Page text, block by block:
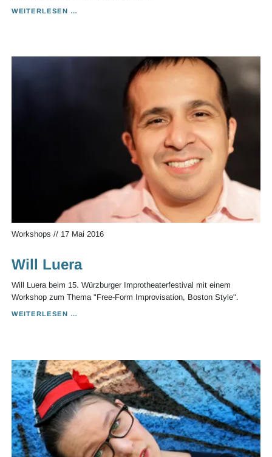
WEITERLESEN …
Workshops // 17 Mai 2016
Will Luera
Will Luera beim 15. Würzburger Improtheaterfestival mit einem
Workshop zum Thema "Free-Form Improvisation, Boston Style".
WEITERLESEN …